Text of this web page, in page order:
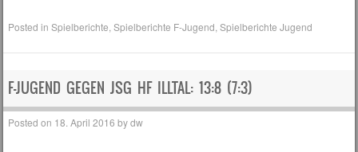
Posted inSpielberichte ,Spielberichte F-Jugend ,Spielberichte Jugend
F-JUGEND GEGEN JSG HF ILLTAL: 13:8 (7:3)
Posted on 18. April 2016 bydw